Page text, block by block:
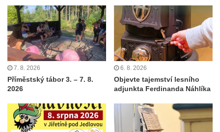
7. 8. 2026
Příměstský tábor 3. – 7. 8.
2026
6. 8. 2026
Objevte tajemství lesního
adjunkta Ferdinanda Náhlíka